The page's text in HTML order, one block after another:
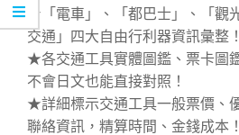
★「電車」、「都巴士」、「觀
交通」四大自由行利器資訊彙整！
★各交通工具實體圖鑑、票卡圖
不會日文也能直接對照！
★詳細標示交通工具一般票價、
聯絡資訊，精算時間、金錢成本！